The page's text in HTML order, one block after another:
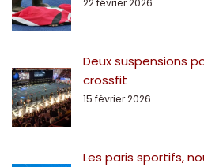
22 février 2026
Deux suspensions
crossfit
15 février 2026
Les paris sportifs,